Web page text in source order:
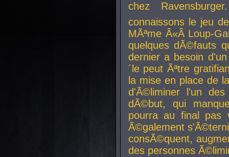
chez
connaissons le jeu
MÃªme Â«Â Loup-
quelques dÃ©fauts
dernier a besoin
´le peut Ãªtre
la mise en place de
d'Ã©liminer l'un
dÃ©but, qui
pourra au final pas
Ã©galement
consÃ©quent,
des personnes